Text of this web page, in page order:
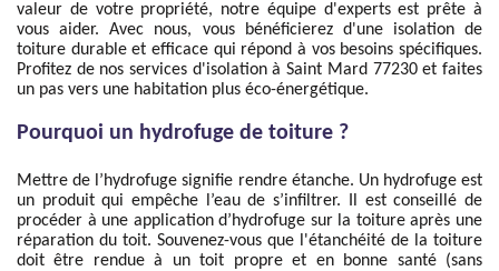
valeur de votre propriété, notre équipe d'experts est prête à
vous aider. Avec nous, vous bénéficierez d'une isolation de
toiture durable et efficace qui répond à vos besoins spécifiques.
Profitez de nos services d'isolation à Saint Mard 77230 et faites
un pas vers une habitation plus éco-énergétique.
Pourquoi un hydrofuge de toiture ?
Mettre de l’hydrofuge signifie rendre étanche. Un hydrofuge est
un produit qui empêche l’eau de s’infiltrer. Il est conseillé de
procéder à une application d’hydrofuge sur la toiture après une
réparation du toit. Souvenez-vous que l'étanchéité de la toiture
doit être rendue à un toit propre et en bonne santé (sans